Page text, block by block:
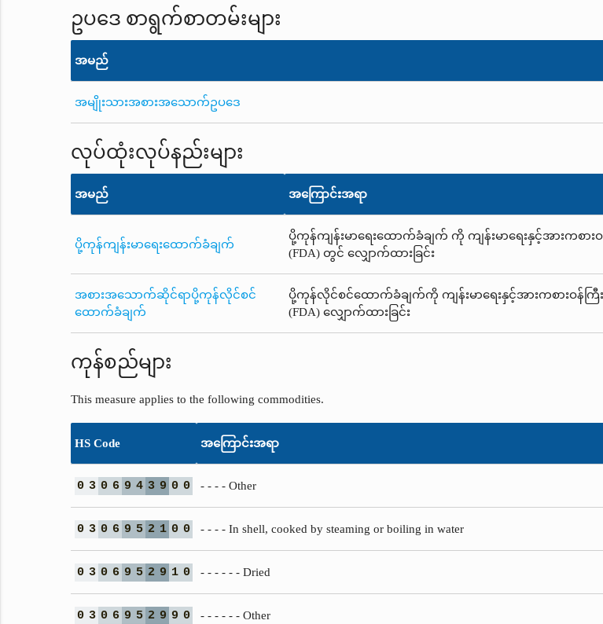
ဥပဒေ စာရွက်စာတမ်းများ
အမည်
အမျိုးသားအစားအသောက်ဥပဒေ
လုပ်ထုံးလုပ်နည်းများ
အမည် အကြောင်းအရာ
ပို့ကုန်ကျန်းမာရေးထောက်ခံချက်
ပို့ကုန်ကျန်းမာရေးထောက်ခံချက် ကို ကျန်းမာရေးနှင့်အားကစာ
(FDA) တွင် လျှောက်ထားခြင်း
အစားအသောက်ဆိုင်ရာပို့ကုန်လိုင်စင်
ထောက်ခံချက်
ပို့ကုန်လိုင်စင်ထောက်ခံချက်ကို ကျန်းမာရေးနှင့်အားကစားဝန်ကြီ
(FDA) လျှောက်ထားခြင်း
ကုန်စည်များ
This measure applies to the following commodities.
HS Code အကြောင်းအရာ
0 3 0 6 9 4 3 9 0 0 - - - - Other
0 3 0 6 9 5 2 1 0 0 - - - - In shell, cooked by steaming or boiling in water
0 3 0 6 9 5 2 9 1 0 - - - - - - Dried
0 3 0 6 9 5 2 9 9 0 - - - - - - Other